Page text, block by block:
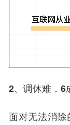
2、调休难，6
面对无法消